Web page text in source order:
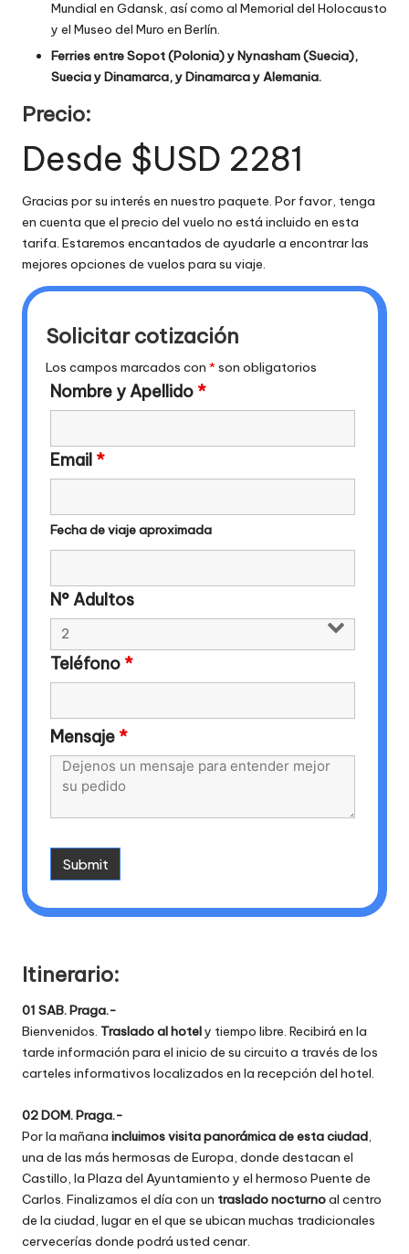
Mundial en Gdansk, así como al Memorial del Holocausto
y el Museo del Muro en Berlín.
Ferries entre Sopot (Polonia) y Nynasham (Suecia),
Suecia y Dinamarca, y Dinamarca y Alemania.
Precio:
Desde $USD 2281
Gracias por su interés en nuestro paquete. Por favor, tenga
en cuenta que el precio del vuelo no está incluido en esta
tarifa. Estaremos encantados de ayudarle a encontrar las
mejores opciones de vuelos para su viaje.
Solicitar cotización
Los campos marcados con *son obligatorios
Nombre y Apellido *
Email *
Fecha de viaje aproximada
N° Adultos
Teléfono *
Mensaje *
Itinerario:
01 SAB. Praga.-
Bienvenidos. Traslado al hotely tiempo libre. Recibirá en la
tarde información para el inicio de su circuito a través de los
carteles informativos localizados en la recepción del hotel.
02 DOM. Praga.-
Por la mañana incluimos visita panorámica de esta ciudad,
una de las más hermosas de Europa, donde destacan el
Castillo, la Plaza del Ayuntamiento y el hermoso Puente de
Carlos. Finalizamos el día con un traslado nocturnoal centro
de la ciudad, lugar en el que se ubican muchas tradicionales
cervecerías donde podrá usted cenar.